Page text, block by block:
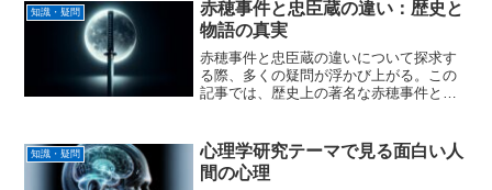
知識・疑問
赤穂事件と忠臣蔵の違い：歴史と
物語の真実
赤穂事件と忠臣蔵の違いについて探求す
る際、多くの疑問が浮かび上がる。この
記事では、歴史上の著名な赤穂事件と、
真相に迫りながら、時代背景とその影響
を探ります。さらに、忠臣...
知識・疑問
心理学研究テーマで見る面白い人
間の心理